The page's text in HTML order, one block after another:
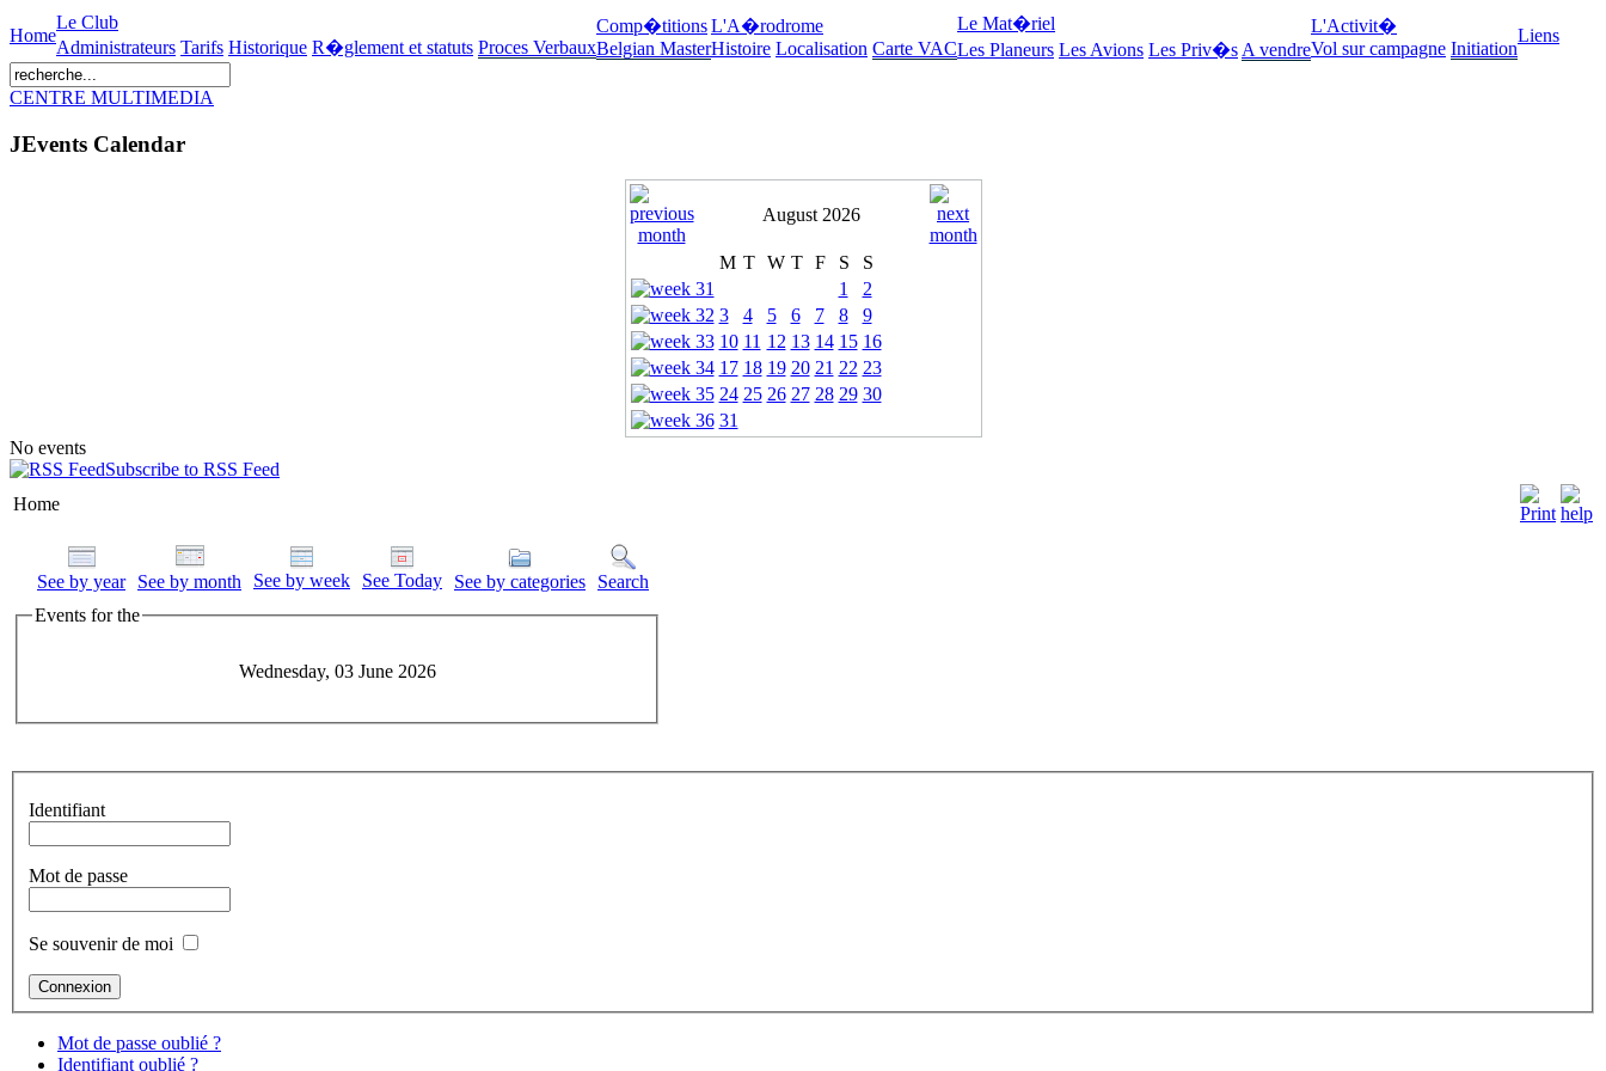
Home
Le Club
Administrateurs Tarifs Historique R�glement et statuts Proces Verbaux
Comp�titions
Belgian Master
L'A�rodrome
Histoire Localisation Carte VAC
Le Mat�riel
Les Planeurs Les Avions Les Priv�s A vendre
L'Activit�
Vol sur campagne Initiation
Liens
CENTRE MULTIMEDIA
JEvents Calendar
August 2026
M T W T F S
S
1
2
3
4 5 6 7 8
9
10 11 12 13 14 15 16
17 18 19 20 21 22 23
24 25 26 27 28 29 30
31
No events
Subscribe to RSS Feed
Home
See by year See by month See by week See Today See by categories
Search
Events for the
Wednesday, 03 June 2026
Identifiant
Mot de passe
Se souvenir de moi
Mot de passe oublié ?
Identifiant oublié ?